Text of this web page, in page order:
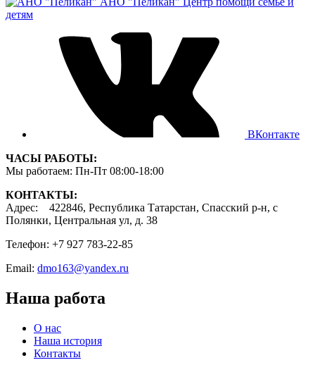
детям
ВКонтакте
ЧАСЫ РАБОТЫ:
Мы работаем: Пн-Пт 08:00-18:00
КОНТАКТЫ:
Адрес: 422846, Республика Татарстан, Спасский р-н, с
Полянки, Центральная ул, д. 38
Телефон: +7 927 783-22-85
Email: dmo163@yandex.ru
Наша работа
О нас
Наша история
Контакты